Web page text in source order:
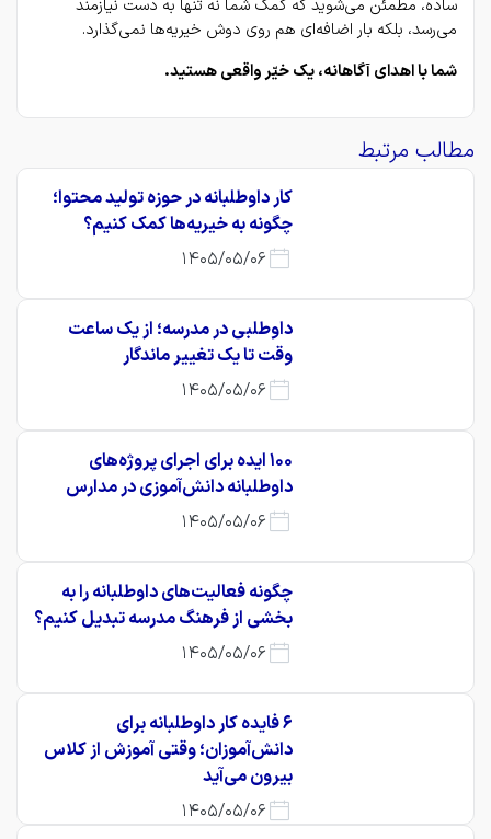
می‌رسد، بلکه بار اضافه‌ای هم روی دوش خیریه‌ها نمی‌گذارد.
شما با اهدای آگاهانه، یک خیّر واقعی هستید.
مطالب مرتبط
کار داوطلبانه در حوزه تولید محتوا؛
چگونه به خیریه‌ها کمک کنیم؟
1405/05/06
داوطلبی در مدرسه؛ از یک ساعت
وقت تا یک تغییر ماندگار
1405/05/06
۱۰۰ ایده برای اجرای پروژه‌های
داوطلبانه دانش‌آموزی در مدارس
1405/05/06
چگونه فعالیت‌های داوطلبانه را به
بخشی از فرهنگ مدرسه تبدیل کنیم؟
1405/05/06
۶ فایده کار داوطلبانه برای
دانش‌آموزان؛ وقتی آموزش از کلاس
بیرون می‌آید
1405/05/06